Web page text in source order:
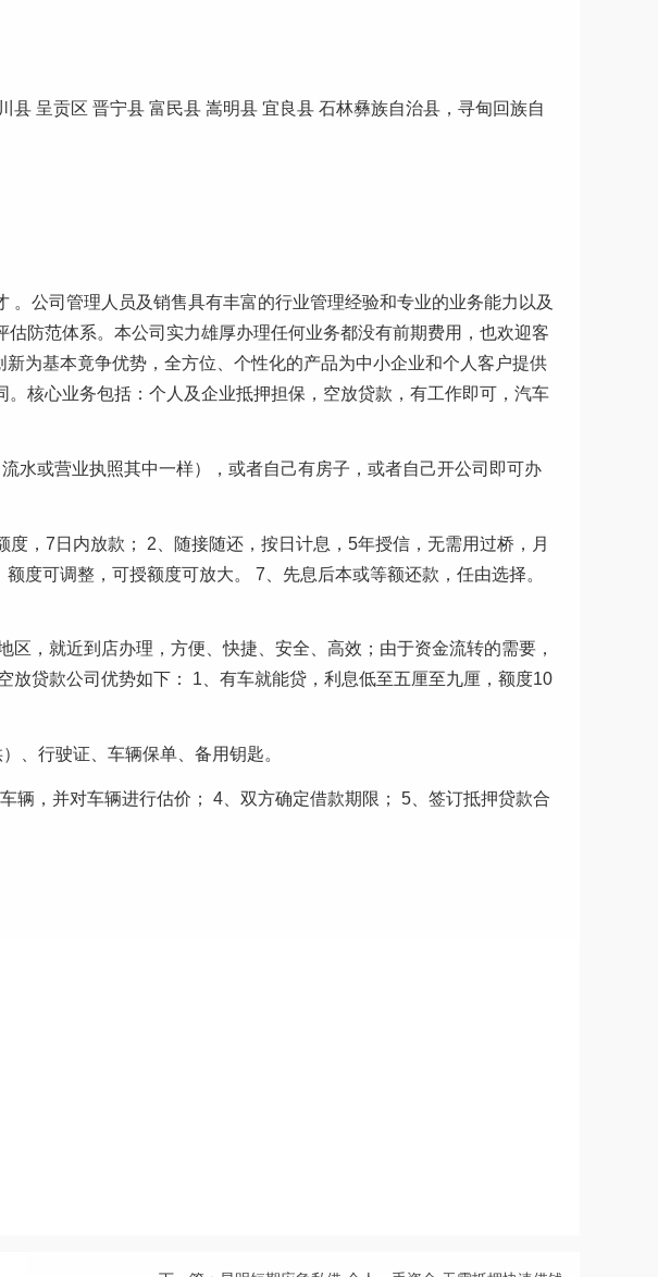
呈贡区 晋宁县 富民县 嵩明县 宜良县 石林彝族自治县，寻甸回族自
公司管理人员及销售具有丰富的行业管理经验和专业的业务能力以及
防范体系。本公司实力雄厚办理任何业务都没有前期费用，也欢迎客
为基本竟争优势，全方位、个性化的产品为中小企业和个人客户提供
核心业务包括：个人及企业抵押担保，空放贷款，有工作即可，汽车
水或营业执照其中一样），或者自己有房子，或者自己开公司即可办
，7日内放款； 2、随接随还，按日计息，5年授信，无需用过桥，月
度可调整，可授额度可放大。 7、先息后本或等额还款，任由选择。
，就近到店办理，方便、快捷、安全、高效；由于资金流转的需要，
贷款公司优势如下： 1、有车就能贷，利息低至五厘至九厘，额度10
、行驶证、车辆保单、备用钥匙。
辆，并对车辆进行估价； 4、双方确定借款期限； 5、签订抵押贷款合